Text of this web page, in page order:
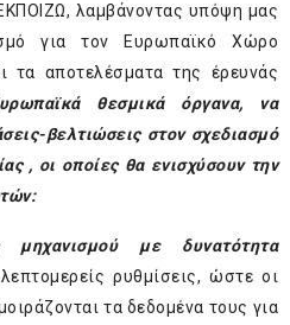
λαμβάνοντας υπόψη μας
για τον Ευρωπαϊκό Χώρο
τα αποτελέσματα της έρευνάς
θεσμικά όργανα, να
βελτιώσεις στον σχεδιασμό
, οι οποίες θα ενισχύσουν την
με δυνατότητα
ρυθμίσεις, ώστε οι
τα δεδομένα τους για